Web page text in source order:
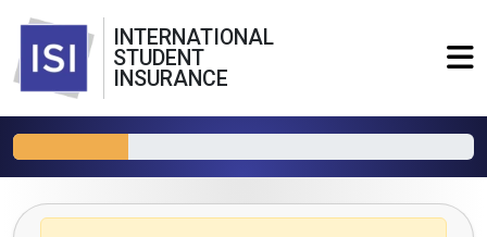
INTERNATIONAL
STUDENT
INSURANCE